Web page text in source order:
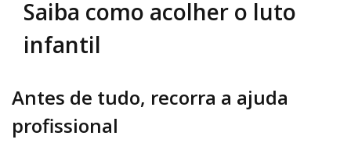
Saiba como acolher o luto
infantil
Antes de tudo, recorra a ajuda
profissional